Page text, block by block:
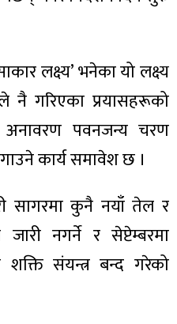
लक्ष्य’ भनेका यो लक्ष्य
नै गरिएका प्रयासहरूको
पवनजन्य चरण
कार्य समावेश छ ।
सागरमा कुनै नयाँ तेल र
नगर्ने र सेप्टेम्बरमा
संयन्त्र बन्द गरेको